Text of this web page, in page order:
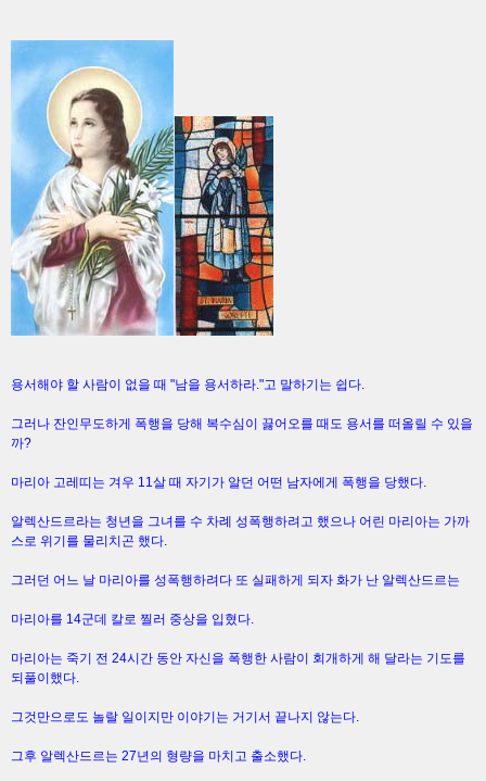
용서해야 할 사람이 없을 때 "남을 용서하라."고 말하기는 쉽다.
그러나 잔인무도하게 폭행을 당해 복수심이 끓어오를 때도 용서를 떠올릴 수 있을
까?
마리아 고레띠는 겨우 11살 때 자기가 알던 어떤 남자에게 폭행을 당했다.
알렉산드르라는 청년을 그녀를 수 차례 성폭행하려고 했으나 어린 마리아는 가까
스로 위기를 물리치곤 했다.
그러던 어느 날 마리아를 성폭행하려다 또 실패하게 되자 화가 난 알렉산드르는
마리아를 14군데 칼로 찔러 중상을 입혔다.
마리아는 죽기 전 24시간 동안 자신을 폭행한 사람이 회개하게 해 달라는 기도를
되풀이했다.
그것만으로도 놀랄 일이지만 이야기는 거기서 끝나지 않는다.
그후 알렉산드르는 27년의 형량을 마치고 출소했다.